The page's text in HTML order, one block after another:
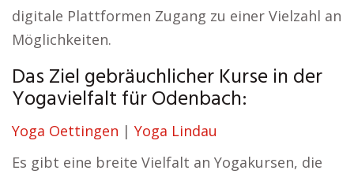
digitale Plattformen Zugang zu einer Vielzahl an
Möglichkeiten.
Das Ziel gebräuchlicher Kurse in der
Yogavielfalt für Odenbach:
Yoga Oettingen | Yoga Lindau
Es gibt eine breite Vielfalt an Yogakursen, die